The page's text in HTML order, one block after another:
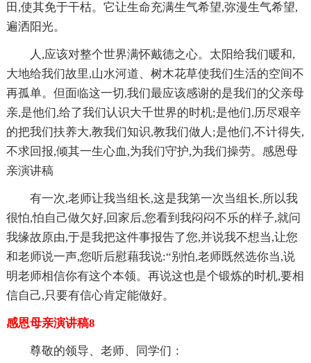
田,使其免于干枯。它让生命充满生气希望,弥漫生气希望,
遍洒阳光。
人,应该对整个世界满怀戴德之心。太阳给我们暖和,
大地给我们故里,山水河道、树木花草使我们生活的空间不
再孤单。但面临这一切,我们最应该感谢的是我们的父亲母
亲,是他们,给了我们认识大千世界的时机;是他们,历尽艰辛
的把我们扶养大,教我们知识,教我们做人;是他们,不计得失,
不求回报,倾其一生心血,为我们守护,为我们操劳。感恩母
亲演讲稿
有一次,老师让我当组长,这是我第一次当组长,所以我
很怕,怕自己做欠好,回家后,您看到我闷闷不乐的样子,就问
我缘故原由,于是我把这件事报告了您,并说我不想当,让您
和老师说一声,您听后慰藉我说:“别怕,老师既然选你当,说
明老师相信你有这个本领。再说这也是个锻炼的时机,要相
信自己,只要有信心肯定能做好。
感恩母亲演讲稿8
尊敬的领导、老师、同学们：